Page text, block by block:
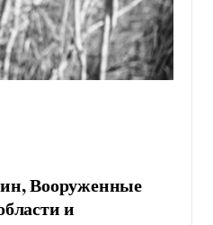
Вооруженные
и